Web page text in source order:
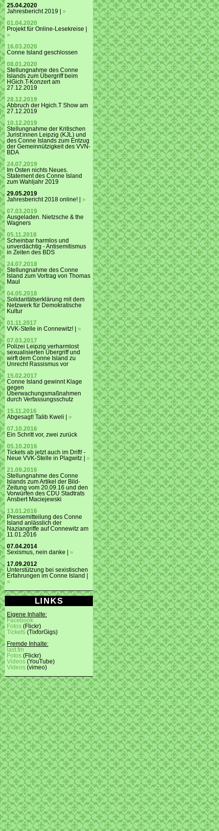
25.04.2020
Jahresbericht 2019 | »
01.04.2020
Projekt für Online-Lesekreise |
»
16.03.2020
Conne Island geschlossen
08.01.2020
Stellungnahme des Conne
Islands zum Übergriff beim
HGich.T-Konzert am
27.12.2019
28.12.2019
Abbruch der Hgich.T Show am
27.12.2019
10.12.2019
Stellungnahme der Kritischen
Jurist:innen Leipzig (KJL) und
des Conne Islands zum Entzug
der Gemeinnützigkeit des VVN-
BDA
24.07.2019
Im Osten nichts Neues.
Statement des Conne Island
zum Wahljahr 2019
29.05.2019
Jahresbericht 2018 online! | »
07.03.2019
Ausgeladen. Nietzsche & the
Wagners
05.11.2018
Scheinbar harmlos und
unverdächtig - Antisemitismus
in Zeiten des BDS
24.07.2018
Stellungnahme des Conne
Island zum Vortrag von Thomas
Maul
04.05.2018
Solidaritätserklärung mit dem
Netzwerk für Demokratische
Kultur
01.11.2017
VVK-Stelle in Connewitz! | »
07.03.2017
Polizei Leipzig verharmlost
sexualisierten Übergriff und
wirft dem Conne Island zu
Unrecht Rassismus vor
15.02.2017
Conne Island gewinnt Klage
gegen
Überwachungsmaßnahmen
durch Verfassungsschutz
15.11.2016
Abgesagt! Talib Kweli | »
07.10.2016
Ein Schritt vor, zwei zurück
05.10.2016
Tickets ab jetzt auch im Drift! -
Neue VVK-Stelle in Plagwitz | »
21.09.2016
Stellungnahme des Conne
Islands zum Artikel der Bild-
Zeitung vom 20.09.16 und den
Vorwürfen des CDU Stadtrats
Ansbert Maciejewski
13.01.2016
Pressemitteilung des Conne
Island anlässlich der
Naziangriffe auf Connewitz am
11.01.2016
07.04.2014
Sexismus, nein danke | »
17.09.2012
Unterstützung bei sexistischen
Erfahrungen im Conne Island |
»
LINKS
Eigene Inhalte:
Facebook
Fotos (Flickr)
Tickets (TixforGigs)
Fremde Inhalte:
last.fm
Fotos (Flickr)
Videos (YouTube)
Videos (vimeo)